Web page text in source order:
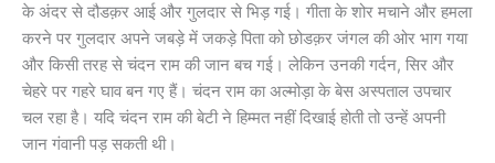
के अंदर से दौडक़र आई और गुलदार से भिड़ गई। गीता के शोर मचाने और हमला
करने पर गुलदार अपने जबड़े में जकड़े पिता को छोडक़र जंगल की ओर भाग गया
और किसी तरह से चंदन राम की जान बच गई। लेकिन उनकी गर्दन, सिर और
चेहरे पर गहरे घाव बन गए हैं। चंदन राम का अल्मोड़ा के बेस अस्पताल उपचार
चल रहा है। यदि चंदन राम की बेटी ने हिम्मत नहीं दिखाई होती तो उन्हें अपनी
जान गंवानी पड़ सकती थी।